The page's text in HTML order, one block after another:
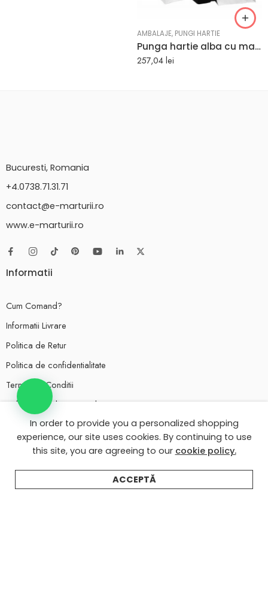
AMBALAJE, PUNGI HARTIE
Punga hartie alba cu maner plat – 30x20x33 cm – 250 buc.
257,04lei
Bucuresti, Romania
+4.0738.71.31.71
contact@e-marturii.ro
www.e-marturii.ro
Informatii
Cum Comand?
Informatii Livrare
Politica de Retur
Politica de confidentialitate
Termeni si Conditii
Politica de utilizare Cookie-uri
Ai nevoie de ajutor?
Contul meu eMarturii
Despre eMarturii
In order to provide you a personalized shopping
experience, our site uses cookies. By continuing to use
this site, you are agreeing to our cookie policy.
ACCEPTĂ